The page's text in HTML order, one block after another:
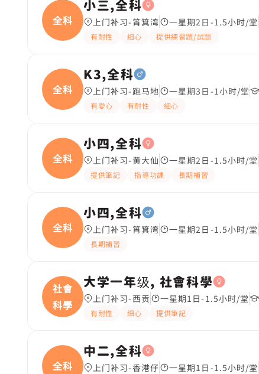
全科
小三,全科
上门补习-筲箕湾 一星期2日-1.5小时/堂
有耐性 細心 提供練習題/試題
全科
K3,全科
上门补习-跑马地 一星期3日-1小时/堂
有愛心 有耐性 細心
全科
小四,全科
上门补习-黄大仙 一星期2日-1.5小时/堂
提供筆記 指導功課 長期補習
全科
小四,全科
上门补习-筲箕湾 一星期2日-1.5小时/堂
長期補習
社會
科學
大学一年级, 社會科學
上门补习-西贡 一星期1日-1.5小时/堂
有耐性 細心 提供筆記
全科
中二,全科
上门补习-香港仔 一星期1日-1.5小时/堂